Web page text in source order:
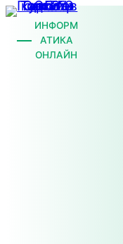
Перейти
содержимому
ИНФОРМ
АТИКА
ОНЛАЙН